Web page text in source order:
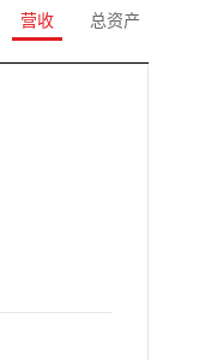
营收 总资产